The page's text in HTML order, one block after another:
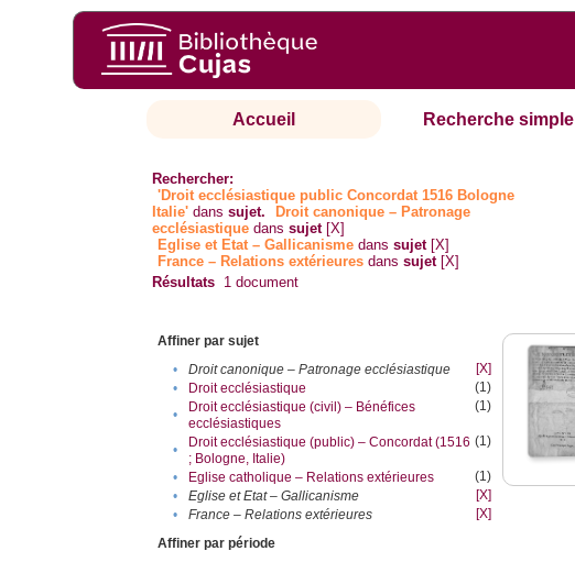
Accueil Recherche simple
Rechercher:
'Droit ecclésiastique public Concordat 1516 Bologne
Italie' danssujet.
Droit canonique – Patronage
ecclésiastique danssujet [X]
Eglise et Etat – Gallicanisme danssujet [X]
France – Relations extérieures danssujet [X]
Résultats 1 document
Affiner par sujet
•
Droit canonique – Patronage ecclésiastique
[X]
•
Droit ecclésiastique
(1)
•
Droit ecclésiastique (civil) – Bénéfices
ecclésiastiques
(1)
•
Droit ecclésiastique (public) – Concordat (1516
; Bologne, Italie)
(1)
• Eglise catholique – Relations extérieures
(1)
•
Eglise et Etat – Gallicanisme
[X]
•
France – Relations extérieures
[X]
Affiner par période